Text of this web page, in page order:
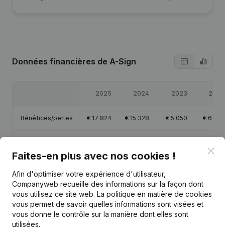
Données financières de A-Sign
2025 2024 2023 2022
Bénéfices/pertes € 17 824 € 15 328 € 5 050 € 6 852
Publications
Faites-en plus avec nos cookies !
Afin d'optimiser votre expérience d'utilisateur,
Companyweb recueille des informations sur la façon dont
vous utilisez ce site web. La politique en matière de cookies
vous permet de savoir quelles informations sont visées et
vous donne le contrôle sur la manière dont elles sont
utilisées.